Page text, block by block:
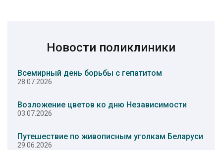
Новости поликлиники
Всемирный день борьбы с гепатитом
28.07.2026
Возложение цветов ко дню Независимости
03.07.2026
Путешествие по живописным уголкам Беларуси
29.06.2026